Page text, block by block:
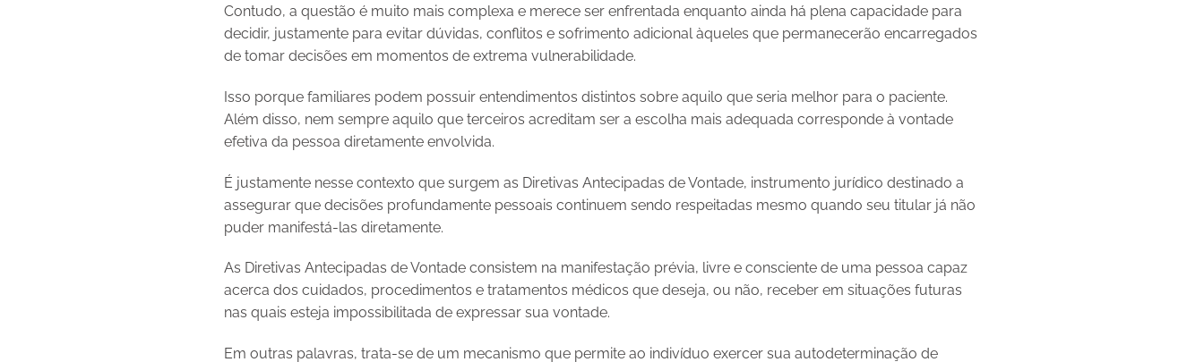
Contudo, a questão é muito mais complexa e merece ser enfrentada enquanto ainda há plena capacidade para
decidir, justamente para evitar dúvidas, conflitos e sofrimento adicional àqueles que permanecerão encarregados
de tomar decisões em momentos de extrema vulnerabilidade.
Isso porque familiares podem possuir entendimentos distintos sobre aquilo que seria melhor para o paciente.
Além disso, nem sempre aquilo que terceiros acreditam ser a escolha mais adequada corresponde à vontade
efetiva da pessoa diretamente envolvida.
É justamente nesse contexto que surgem as Diretivas Antecipadas de Vontade, instrumento jurídico destinado a
assegurar que decisões profundamente pessoais continuem sendo respeitadas mesmo quando seu titular já não
puder manifestá-las diretamente.
As Diretivas Antecipadas de Vontade consistem na manifestação prévia, livre e consciente de uma pessoa capaz
acerca dos cuidados, procedimentos e tratamentos médicos que deseja, ou não, receber em situações futuras
nas quais esteja impossibilitada de expressar sua vontade.
Em outras palavras, trata-se de um mecanismo que permite ao indivíduo exercer sua autodeterminação de